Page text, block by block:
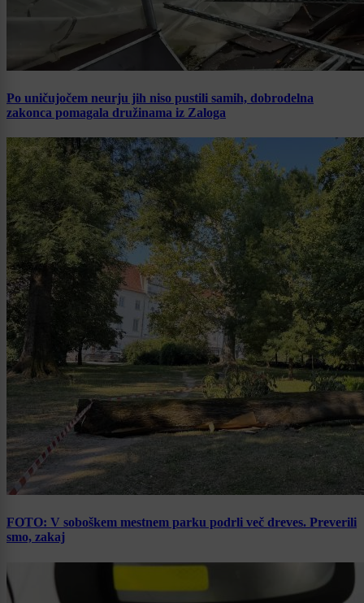
Po uničujočem neurju jih niso pustili samih, dobrodelna
zakonca pomagala družinama iz Zaloga
FOTO: V soboškem mestnem parku podrli več dreves. Preverili
smo, zakaj